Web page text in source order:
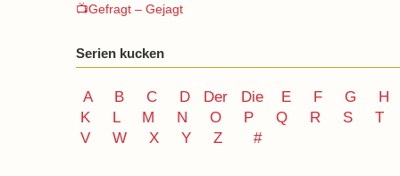
📺Gefragt – Gejagt
Serien kucken
A B C D Der Die E F G
H
K
L M N O P Q R S
T
V
W X Y Z #